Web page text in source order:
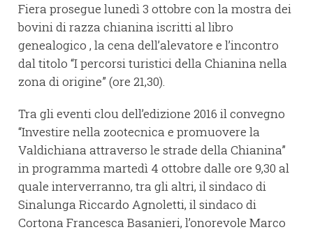
Fiera prosegue lunedì 3 ottobre con la mostra dei
bovini di razza chianina iscritti al libro
genealogico , la cena dell’alevatore e l’incontro
dal titolo “I percorsi turistici della Chianina nella
zona di origine” (ore 21,30).
Tra gli eventi clou dell’edizione 2016 il convegno
“Investire nella zootecnica e promuovere la
Valdichiana attraverso le strade della Chianina”
in programma martedì 4 ottobre dalle ore 9,30 al
quale interverranno, tra gli altri, il sindaco di
Sinalunga Riccardo Agnoletti, il sindaco di
Cortona Francesca Basanieri, l’onorevole Marco